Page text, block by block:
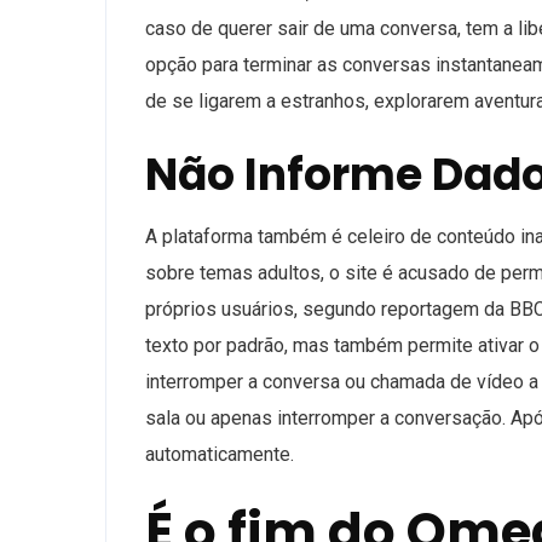
caso de querer sair de uma conversa, tem a
opção para terminar as conversas
de se ligarem a estranhos, explorarem
Não Informe
A plataforma também é celeiro de conteúdo
sobre temas adultos, o site é acusado de
próprios usuários, segundo reportagem da
texto por padrão, mas também permite ativar
interromper a conversa ou chamada de vídeo
sala ou apenas interromper a conversação.
automaticamente.